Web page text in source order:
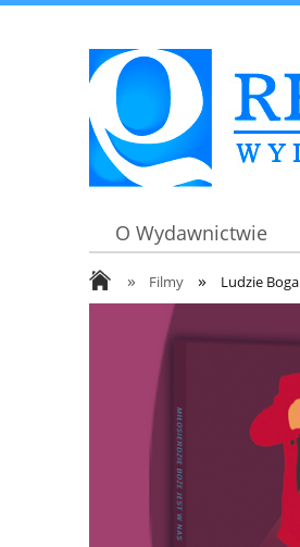
O Wydawnictwie
» Filmy » Ludzie Boga